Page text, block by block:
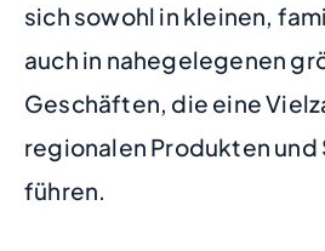
sich sowohl in kleinen,
auch in nahegelegenen
Geschäften, die eine
regionalen Produkten
führen.